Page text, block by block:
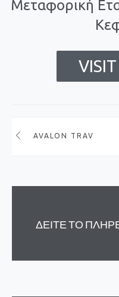
Μεταφορική
AVALON TRAVEL
ΔΕΙΤΕ ΤΟ